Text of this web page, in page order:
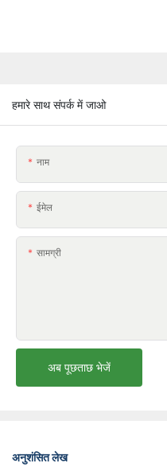
हमारे साथ संपर्क में जाओ
नाम
ईमेल
सामग्री
अब पूछताछ भेजें
अनुशंसित लेख